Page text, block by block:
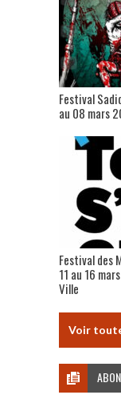
Festival
au 08 mars
Festival des
11 au 16
Ville
Voir